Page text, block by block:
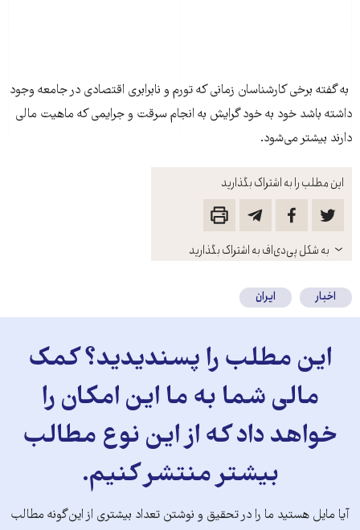
این مطلب را به اشتراک بگذارید
باز
کنید
به شکل پی‌دی‌اف به اشتراک بگذارید
به گفته برخی کارشناسان زمانی که تورم و نابرابری اقتصادی در جامعه وجود
داشته باشد خود به خود گرایش به انجام سرقت و جرایمی که ماهیت مالی
دارند بیشتر می‌شود.
اخبار ایران
این مطلب را پسندیدید؟ کمک
مالی شما به ما این امکان را
خواهد داد که از این نوع مطالب
بیشتر منتشر کنیم.
آیا مایل هستید ما را در تحقیق و نوشتن تعداد بیشتری از این‌گونه مطالب